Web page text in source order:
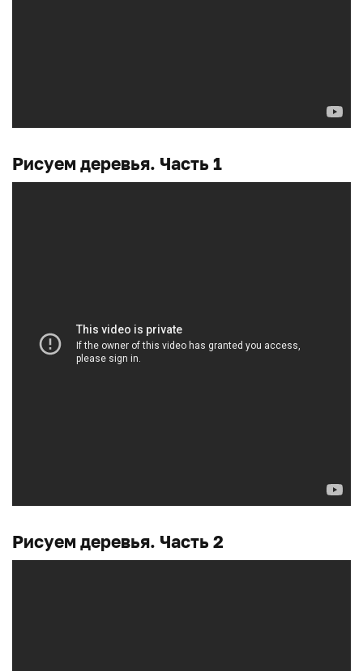
Рисуем деревья. Часть 1
Рисуем деревья. Часть 2